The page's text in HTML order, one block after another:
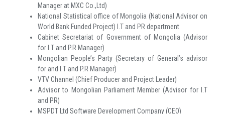
Manager at MXC Co.,Ltd)
National Statistical office of Mongolia (National Advisor on
World Bank Funded Project) I.T and PR department
Cabinet Secretariat of Government of Mongolia (Advisor
for I.T and P.R Manager)
Mongolian People’s Party (Secretary of General’s advisor
for and I.T and P.R Manager)
VTV Channel (Chief Producer and Project Leader)
Advisor to Mongolian Parliament Member (Advisor for I.T
and PR)
MSPDT Ltd Software Development Company (CEO)